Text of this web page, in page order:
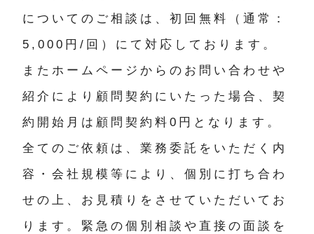
についてのご相談は、初回無料（通常：
5,000円/回）にて対応しております。
またホームページからのお問い合わせや
紹介により顧問契約にいたった場合、契
約開始月は顧問契約料0円となります。
全てのご依頼は、業務委託をいただく内
容・会社規模等により、個別に打ち合わ
せの上、お見積りをさせていただいてお
ります。緊急の個別相談や直接の面談を